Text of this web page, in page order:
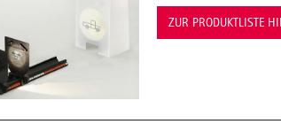
ZUR PRODUKTLISTE